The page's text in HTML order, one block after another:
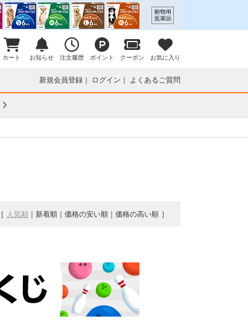
カート お知らせ 注文履歴 ポイント クーポン お気に入り
新規会員登録 ログイン よくあるご質問
人気順 新着順 価格の安い順 価格の高い順